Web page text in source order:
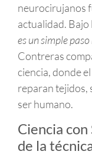
neurocirujanos
actualidad. Bajo
es un simple
Contreras
ciencia, donde
reparan tejidos,
ser humano.
Ciencia
de la